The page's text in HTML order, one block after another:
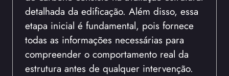
detalhada da edificação. Além disso, essa
etapa inicial é fundamental, pois fornece
todas as informações necessárias para
compreender o comportamento real da
estrutura antes de qualquer intervenção.